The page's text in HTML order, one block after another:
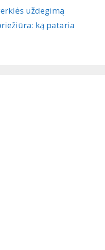
uždegimą
ką pataria